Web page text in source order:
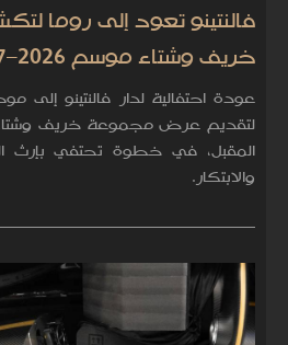
فالنتينو تعود إلى روما
خريف وشتاء موسم 2026–2027
عودة احتفالية لدار فالنتينو
المقبل، في خطوة تحتفي بإرث
والابتكار.